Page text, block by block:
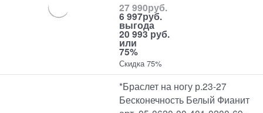
27 990руб.
6 997руб.
выгода
20 993 руб.
или
75%
Скидка 75%
*Браслет на ногу р.23-27
Бесконечность Белый Фианит